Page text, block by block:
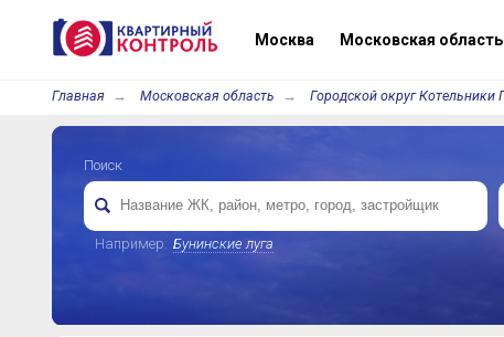
Москва Московская область
Главная Московская область Городской округ Котельники
Поиск
Например: Бунинские луга